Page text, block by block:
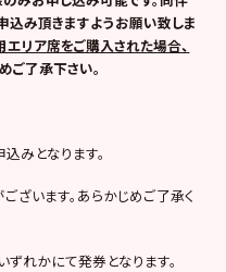
み頂きますようお願い致しま
リア席をご購入された場合、
ご了承下さい。
みとなります。
います。あらかじめご了承く
れかにて発券となります。